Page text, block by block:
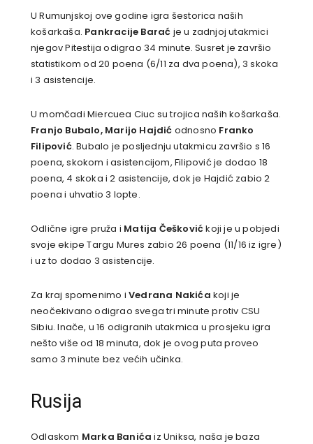
U Rumunjskoj ove godine igra šestorica naših
košarkaša. Pankracije Barać je u zadnjoj utakmici
njegov Pitestija odigrao 34 minute. Susret je završio
statistikom od 20 poena (6/11 za dva poena), 3 skoka
i 3 asistencije.
U momčadi Miercuea Ciuc su trojica naših košarkaša.
Franjo Bubalo, Marijo Hajdić odnosno Franko
Filipović. Bubalo je posljednju utakmicu završio s 16
poena, skokom i asistencijom, Filipović je dodao 18
poena, 4 skoka i 2 asistencije, dok je Hajdić zabio 2
poena i uhvatio 3 lopte.
Odlične igre pruža i Matija Češkovićkoji je u pobjedi
svoje ekipe Targu Mures zabio 26 poena (11/16 iz igre)
i uz to dodao 3 asistencije.
Za kraj spomenimo i Vedrana Nakića koji je
neočekivano odigrao svega tri minute protiv CSU
Sibiu. Inače, u 16 odigranih utakmica u prosjeku igra
nešto više od 18 minuta, dok je ovog puta proveo
samo 3 minute bez većih učinka.
Rusija
Odlaskom Marka Banića iz Uniksa, naša je baza